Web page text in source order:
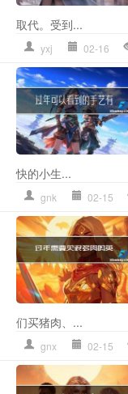
取代。受到...
yxj 02-16
快的小生...
gnk 02-15
们买猪肉、...
gnx 02-15